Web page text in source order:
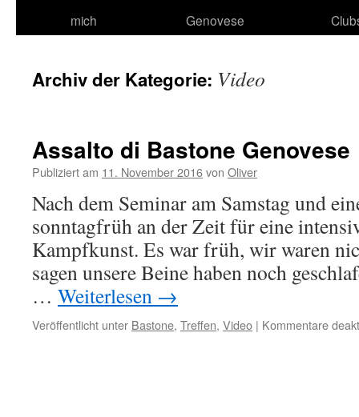
mich
Genovese
Archiv der Kategorie: Video
Assalto di Bastone Genovese
Publiziert am 11. November 2016von Oliver
Nach dem Seminar am Samstag und
sonntagfrüh an der Zeit für eine
Kampfkunst. Es war früh, wir waren
sagen unsere Beine haben noch
… Weiterlesen →
Veröffentlicht unter Bastone, Treffen, Video | Kommentare